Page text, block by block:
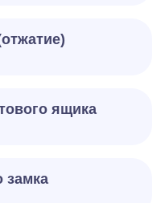
ящика
замка